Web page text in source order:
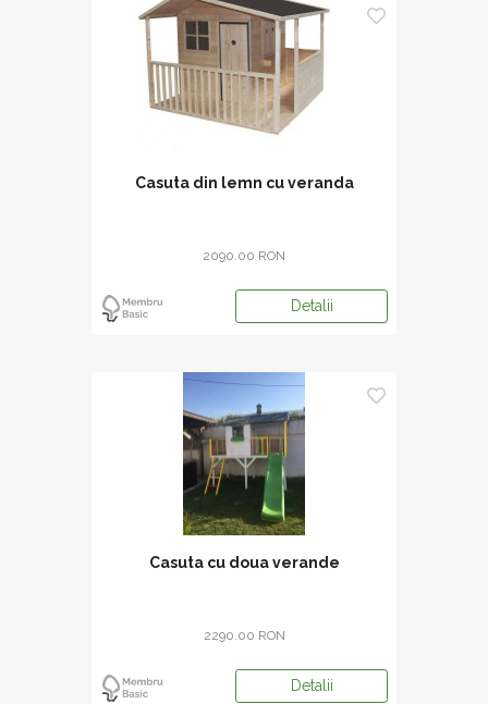
Casuta din lemn cu veranda
2090.00 RON
Detalii
Casuta cu doua verande
2290.00 RON
Detalii